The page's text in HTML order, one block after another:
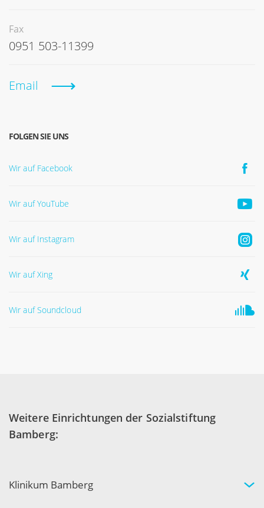
Fax
0951 503-11399
Email
FOLGEN SIE UNS
Wir auf Facebook
Wir auf YouTube
Wir auf Instagram
Wir auf Xing
Wir auf Soundcloud
Weitere Einrichtungen der Sozialstiftung
Bamberg:
Klinikum Bamberg